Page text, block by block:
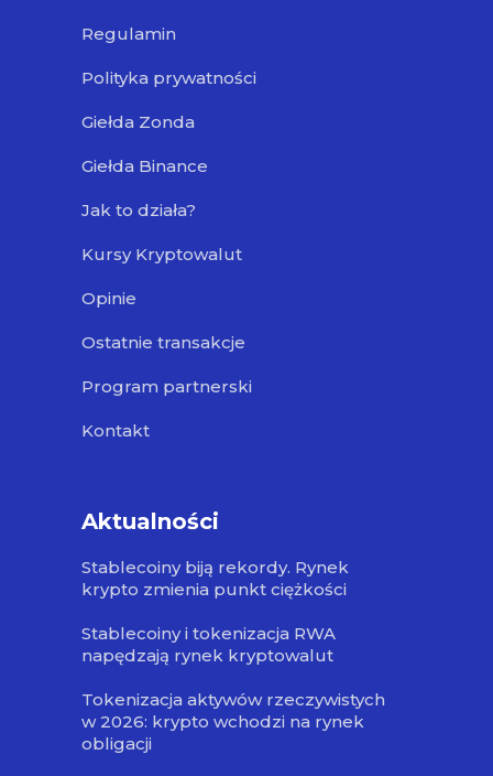
Regulamin
Polityka prywatności
Giełda Zonda
Giełda Binance
Jak to działa?
Kursy Kryptowalut
Opinie
Ostatnie transakcje
Program partnerski
Kontakt
Aktualności
Stablecoiny biją rekordy. Rynek
krypto zmienia punkt ciężkości
Stablecoiny i tokenizacja RWA
napędzają rynek kryptowalut
Tokenizacja aktywów rzeczywistych
w 2026: krypto wchodzi na rynek
obligacji